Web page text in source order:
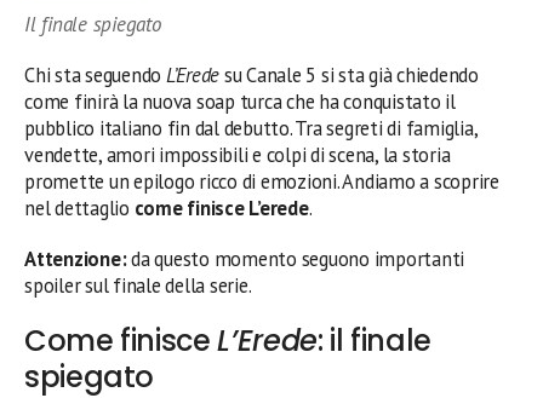
Il finale spiegato
Chi sta seguendo L’Eredesu Canale 5 si sta già chiedendo
come finirà la nuova soap turca che ha conquistato il
pubblico italiano fin dal debutto. Tra segreti di famiglia,
vendette, amori impossibili e colpi di scena, la storia
promette un epilogo ricco di emozioni. Andiamo a scoprire
nel dettaglio come finisce L’erede.
Attenzione:da questo momento seguono importanti
spoiler sul finale della serie.
Come finisceL’Erede: il finale
spiegato